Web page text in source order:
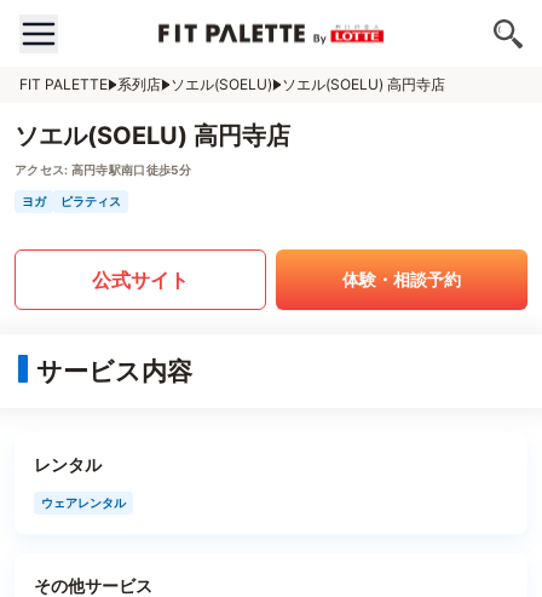
FIT PALETTE 系列店 ソエル(SOELU) ソエル(SOELU) 高円寺店
ソエル(SOELU) 高円寺店
アクセス: 高円寺駅南口徒歩5分
ヨガ ピラティス
公式サイト 体験・相談予約
サービス内容
レンタル
ウェアレンタル
その他サービス